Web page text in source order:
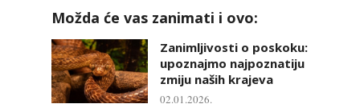
Možda će vas zanimati i ovo:
Zanimljivosti o poskoku:
upoznajmo najpoznatiju
zmiju naših krajeva
02.01.2026.